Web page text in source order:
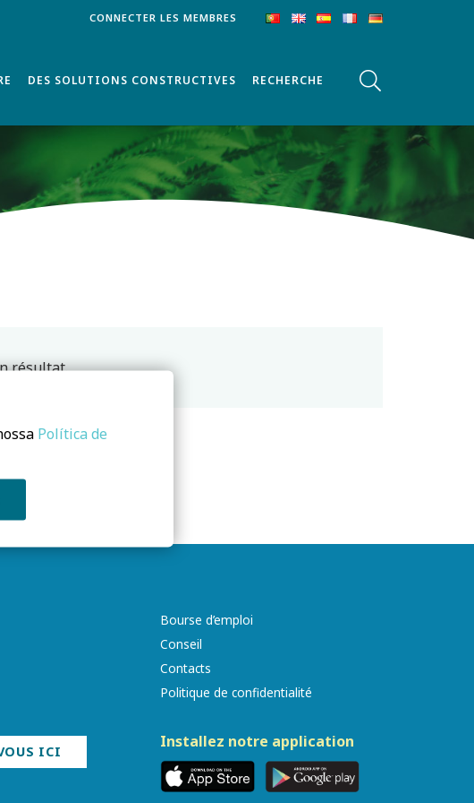
CONNECTER LES MEMBRES
DES SOLUTIONS CONSTRUCTIVES RECHERCHE
résultat.
ICI
Bourse d’emploi
Conseil
Contacts
Politique de confidentialité
Installez notre application
Política de